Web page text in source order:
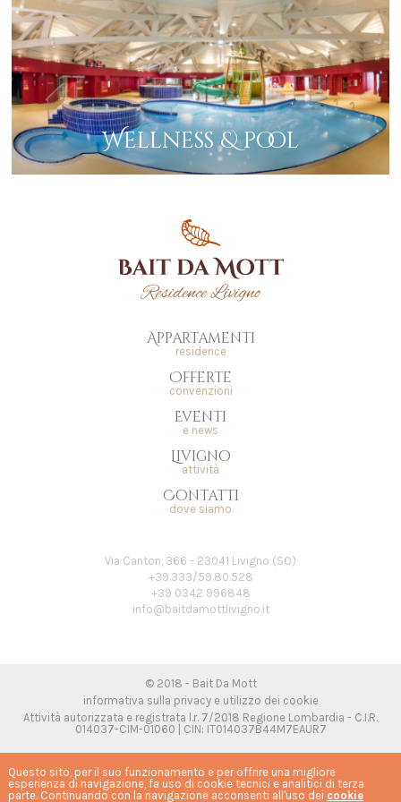
personali www.garanteprivacy.it) in caso di violazione della disciplina in materia
di protezione dei dati personali;
ricevere copia in formato elettronico dei fati che lo riguardano come Interessato,
quando tali fati siano stati resi nel contesto del contratto e chiedere che tali dati
siano trasmessi ad un altro titolare del trattamento (diritto alla portabilità dei
dati).
Per esercitare tali diritti l'Interessato può contattare il Titolare del trattamento
ai seguenti contatti: e-mail info@baitdamottlivigno.it; tel. +39 0342 996848;
raccomandata alla sede legale del Titolare sopra indicata.
Wellness & pool
Appartamenti
residence
Offerte
convenzioni
Eventi
e news
Livigno
attività
Contatti
dove siamo
Via Canton, 366 - 23041 Livigno (SO)
+39.333/59.80.528
+39 0342 996848
info@baitdamottlivigno.it
© 2018 - Bait Da Mott
informativa sulla privacy e utilizzo dei cookie
Attività autorizzata e registrata l.r. 7/2018 Regione Lombardia - C.I.R.
014037-CIM-01060 | CIN: IT014037B44M7EAUR7
Realizzato da
Questo sito, per il suo funzionamento e per offrire una migliore
esperienza di navigazione, fa uso di cookie tecnici e analitici di terza
parte. Continuando con la navigazione acconsenti all'uso dei cookie